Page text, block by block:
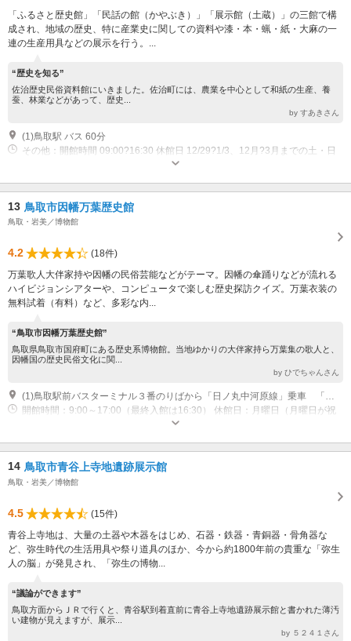
「ふるさと歴史館」「民話の館（かやぶき）」「展示館（土蔵）」の三館で構
成され、地域の歴史、特に産業史に関しての資料や漆・本・蝋・紙・大麻の一
連の生産用具などの展示を行う。...
“歴史を知る”
佐治歴史民俗資料館にいきました。佐治町には、農業を中心として和紙の生産、養
蚕、林業などがあって、歴史...
by すあきさん
(1)鳥取駅 バス 60分
その他：開館時間 09:00?16:30 休館日 12/29?1/3、12月?3月までの土・日
曜日・祝日、不定休お問い合わせ下さい。
13 鳥取市因幡万葉歴史館
鳥取・岩美／博物館
4.2
(18件)
万葉歌人大伴家持や因幡の民俗芸能などがテーマ。因幡の傘踊りなどが流れる
ハイビジョンシアターや、コンピュータで楽しむ歴史探訪クイズ。万葉衣装の
無料試着（有料）など、多彩な内...
“鳥取市因幡万葉歴史館”
鳥取県鳥取市国府町にある歴史系博物館。当地ゆかりの大伴家持ら万葉集の歌人と、
因幡国の歴史民俗文化に関...
by ひでちゃんさん
(1)鳥取駅前バスターミナル３番のりばから「日ノ丸中河原線」乗車 「因幡万葉歴史館」または「因幡万葉歴史館入口」下車 いずれも徒歩５分
開館時間：9:00～17:00（最終入館は16:30） 休館日：月曜日（月曜日が祝
日の場合は開館・翌日休館）、祝日の翌日、年末年始（12/29～1/3）
14 鳥取市青谷上寺地遺跡展示館
鳥取・岩美／博物館
4.5
(15件)
青谷上寺地は、大量の土器や木器をはじめ、石器・鉄器・青銅器・骨角器な
ど、弥生時代の生活用具や祭り道具のほか、今から約1800年前の貴重な「弥生
人の脳」が発見され、「弥生の博物...
“議論ができます”
鳥取方面からＪＲで行くと、青谷駅到着直前に青谷上寺地遺跡展示館と書かれた薄汚
い建物が見えますが、展示...
by ５２４１さん